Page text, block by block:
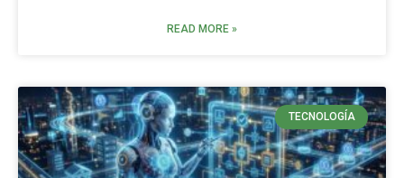
READ MORE »
TECNOLOGÍA